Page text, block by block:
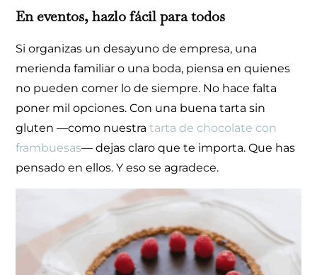
En eventos, hazlo fácil para todos
Si organizas un desayuno de empresa, una
merienda familiar o una boda, piensa en quienes
no pueden comer lo de siempre. No hace falta
poner mil opciones. Con una buena tarta sin
gluten —como nuestratarta de chocolate con
frambuesas— dejas claro que te importa. Que has
pensado en ellos. Y eso se agradece.